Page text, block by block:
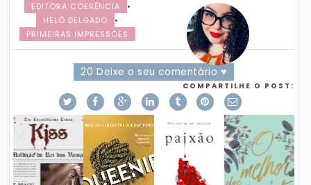
EDITORA COERÊNCIA
•
HELÔ DELGADO
•
PRIMEIRAS IMPRESSÕES
20 Deixe o seu comentário ♥
COMPARTILHE O POST: